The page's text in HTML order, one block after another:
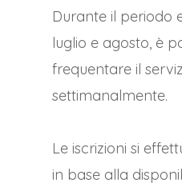
Durante il periodo
luglio e agosto, è
frequentare il
settimanalmente.
Le iscrizioni si
in base alla